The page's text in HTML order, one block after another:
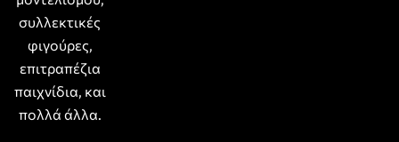
συλλεκτικές
φιγούρες,
επιτραπέζια
παιχνίδια, και
πολλά άλλα.